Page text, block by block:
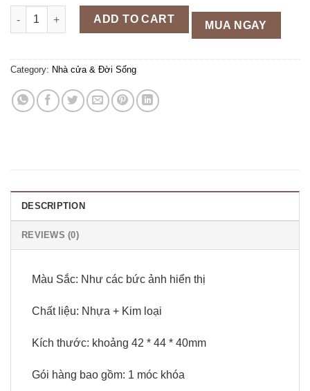
Móc Khóa Hình Mũ Bảo Hiểm Phong Cách Siêu Cute quantity
ADD TO CART MUA NGAY
Category: Nhà cửa & Đời Sống
DESCRIPTION
REVIEWS (0)
Màu Sắc: Như các bức ảnh hiển thị
Chất liệu: Nhựa + Kim loại
Kích thước: khoảng 42 * 44 * 40mm
Gói hàng bao gồm: 1 móc khóa